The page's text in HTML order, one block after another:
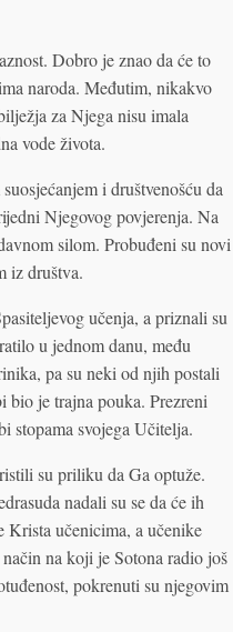
Dobro je znao da će to
naroda. Međutim, nikakvo
za Njega nisu imala
vode života.
i društvenošću da
Njegovog povjerenja. Na
silom. Probuđeni su novi
iz društva.
učenja, a priznali su
u jednom danu, među
pa su neki od njih postali
bio je trajna pouka. Prezreni
stopama svojega Učitelja.
su priliku da Ga optuže.
nadali su se da će ih
učenicima, a učenike
na koji je Sotona radio još
pokrenuti su njegovim